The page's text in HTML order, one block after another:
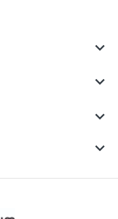



